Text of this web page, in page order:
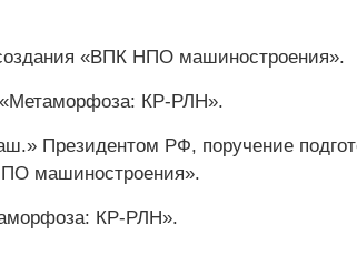
«ВПК НПО машиностроения».
КР-РЛН».
Президентом РФ, поручение
машиностроения».
КР-РЛН».